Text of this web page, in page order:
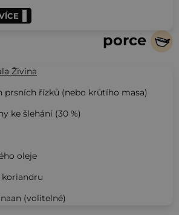
porce
Živina
prsních řízků (nebo krůtího masa)
ke šlehání (30 %)
oleje
(volitelné)